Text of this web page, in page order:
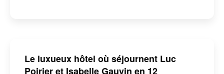
Le luxueux hôtel où séjournent Luc
Poirier et Isabelle Gauvin en 12